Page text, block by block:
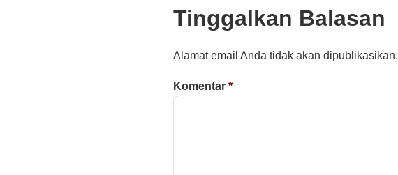
Tinggalkan Balasan
Alamat email Anda tidak akan dipublikasikan.
Komentar *